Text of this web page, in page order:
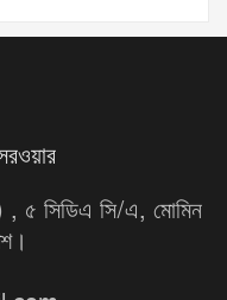
, ৫ সিডিএ সি/এ, মোমিন